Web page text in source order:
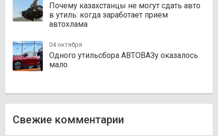
Почему казахстанцы не могут сдать авто
в утиль: когда заработает прием
автохлама
04 октября
Одного утильсбора АВТОВАЗу оказалось
мало
Свежие комментарии